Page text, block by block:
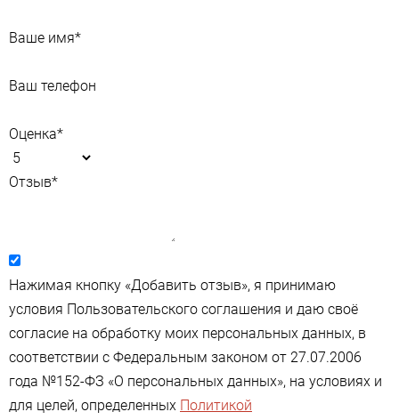
Ваше имя*
Ваш телефон
Оценка*
Отзыв*
Нажимая кнопку «Добавить отзыв», я принимаю
условия Пользовательского соглашения и даю своё
согласие на обработку моих персональных данных, в
соответствии с Федеральным законом от 27.07.2006
года №152-ФЗ «О персональных данных», на условиях и
для целей, определенных Политикой